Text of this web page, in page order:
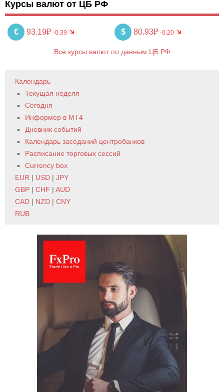
Курсы валют от ЦБ РФ
€ 93.19₽ -0.39 $ 80.93₽ -0.20
Все курсы валют по данным ЦБ РФ
Календарь
Текущая неделя
Сегодня
Информер в MT4
Дневник событий
Календарь заседаний центробанков
Расписание торговых сессий
Currency box
EUR | USD | JPY
GBP | CHF | AUD
CAD | NZD | CNY
RUB